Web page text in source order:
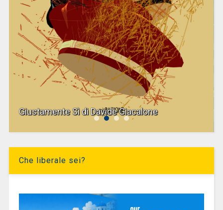
Giustamente Sì di Davide Giacalone
Che liberale sei?